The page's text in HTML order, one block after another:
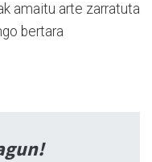
amaitu arte zarratuta
bertara